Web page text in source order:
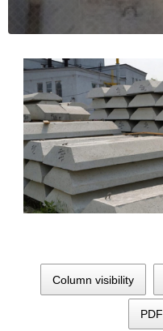
Column visibility
PDF